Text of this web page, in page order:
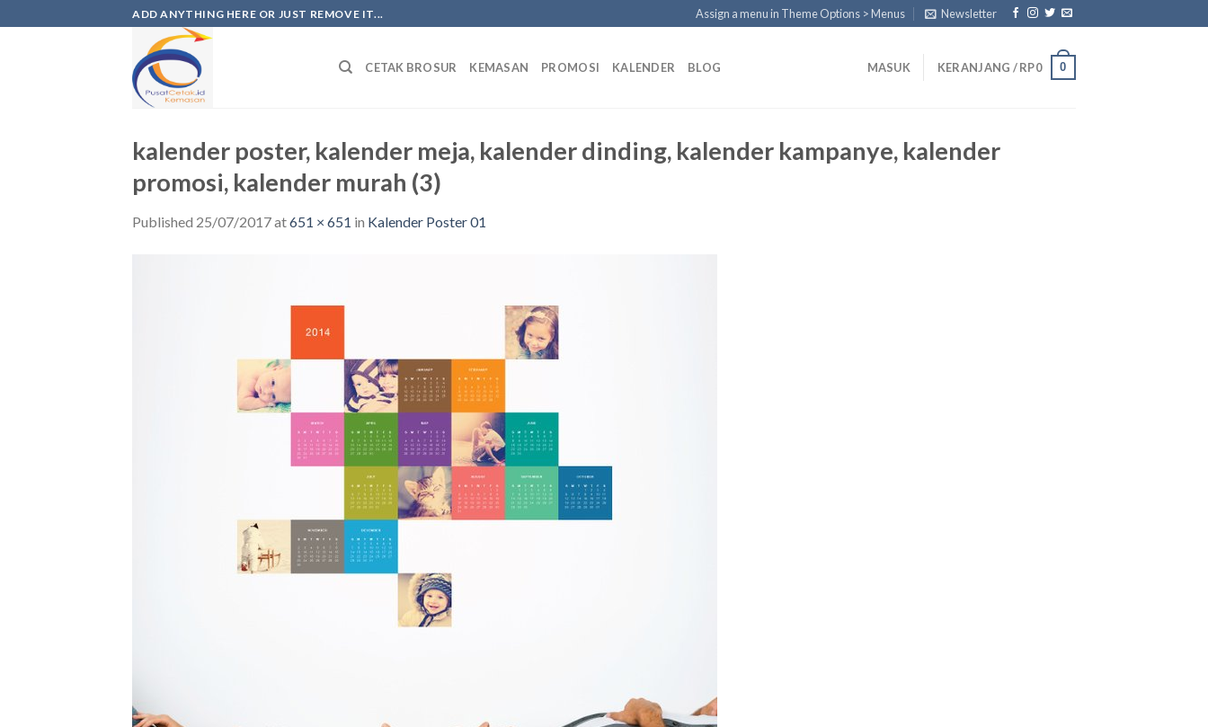
ADD ANYTHING HERE OR JUST REMOVE IT... Assign a menu in Theme Options > Menus Newsletter
CETAK BROSUR KEMASAN PROMOSI KALENDER BLOG MASUK KERANJANG /RP0 0
kalender poster, kalender meja, kalender dinding, kalender kampanye, kalender
promosi, kalender murah (3)
Published 25/07/2017at651 × 651 in Kalender Poster 01